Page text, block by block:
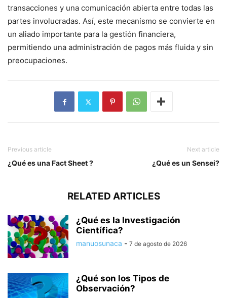
transacciones y una comunicación abierta entre todas las
partes involucradas. Así, este mecanismo se convierte en
un aliado importante para la gestión financiera,
permitiendo una administración de pagos más fluida y sin
preocupaciones.
Previous article
¿Qué es una Fact Sheet ?
Next article
¿Qué es un Sensei?
RELATED ARTICLES
¿Qué es la Investigación
Científica?
manuosunaca - 7 de agosto de 2026
¿Qué son los Tipos de
Observación?